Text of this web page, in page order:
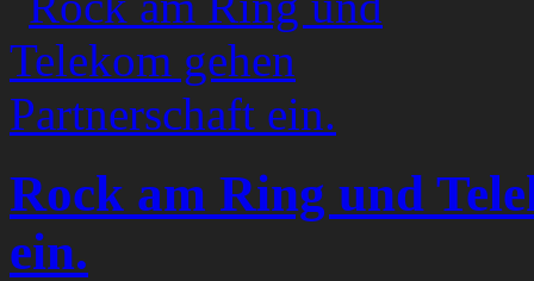
Rock am Ring und
ein.